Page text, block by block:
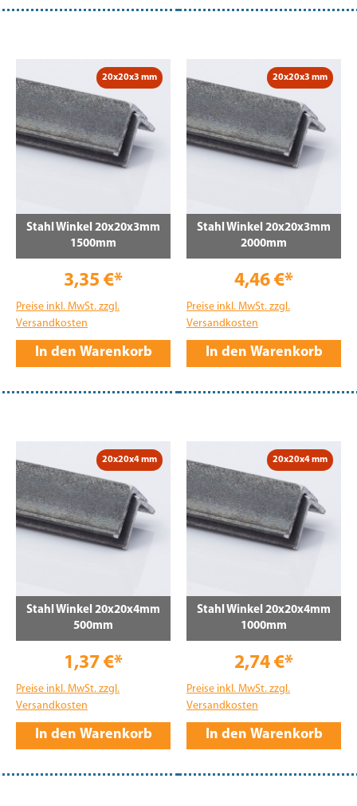
20x20x3 mm
Stahl Winkel 20x20x3mm
1500mm
3,35 €*
Preise inkl. MwSt. zzgl.
Versandkosten
In den Warenkorb
20x20x3 mm
Stahl Winkel 20x20x3mm
2000mm
4,46 €*
Preise inkl. MwSt. zzgl.
Versandkosten
In den Warenkorb
20x20x4 mm
Stahl Winkel 20x20x4mm
500mm
1,37 €*
Preise inkl. MwSt. zzgl.
Versandkosten
In den Warenkorb
20x20x4 mm
Stahl Winkel 20x20x4mm
1000mm
2,74 €*
Preise inkl. MwSt. zzgl.
Versandkosten
In den Warenkorb